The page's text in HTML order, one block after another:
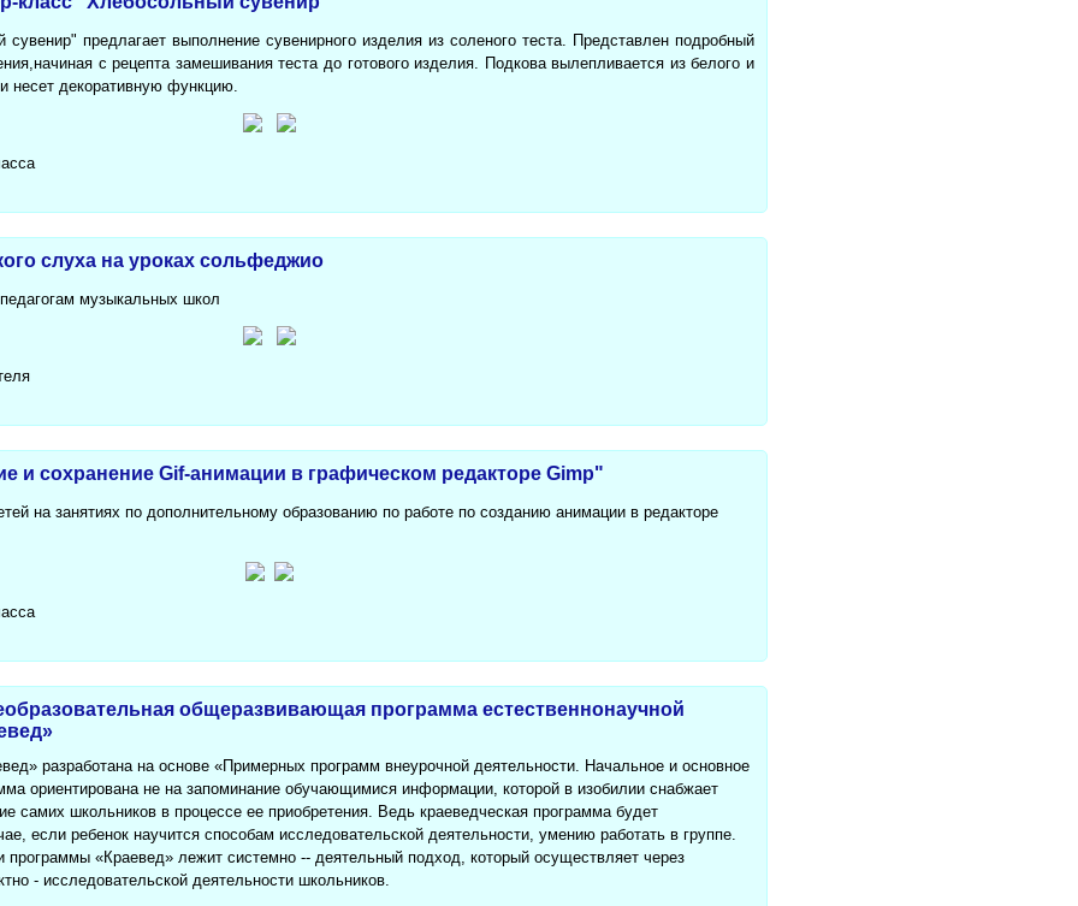
предлагает выполнение сувенирного изделия из соленого теста. Представлен подробный
с рецепта замешивания теста до готового изделия. Подкова вылепливается из белого и
несет декоративную функцию.
слуха на уроках сольфеджио
музыкальных школ
и сохранение Gif-анимации в графическом редакторе Gimp"
на занятиях по дополнительному образованию по работе по созданию анимации в редакторе
общеразвивающая программа естественнонаучной
разработана на основе «Примерных программ внеурочной деятельности. Начальное и основное
ориентирована не на запоминание обучающимися информации, которой в изобилии снабжает
самих школьников в процессе ее приобретения. Ведь краеведческая программа будет
если ребенок научится способам исследовательской деятельности, умению работать в группе.
программы «Краевед» лежит системно -- деятельный подход, который осуществляет через
- исследовательской деятельности школьников.